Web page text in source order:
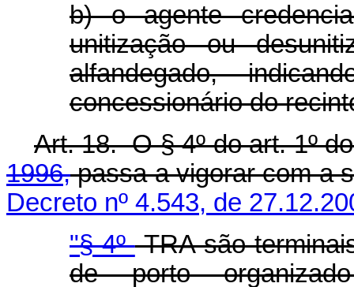
b) o agente
unitização ou
alfandegado,
concessionário do
Art. 18. O § 4º do art. 1º
1996,passa a vigorar com a
Decreto nº 4.543, de
"§ 4ºTRA são
de porto